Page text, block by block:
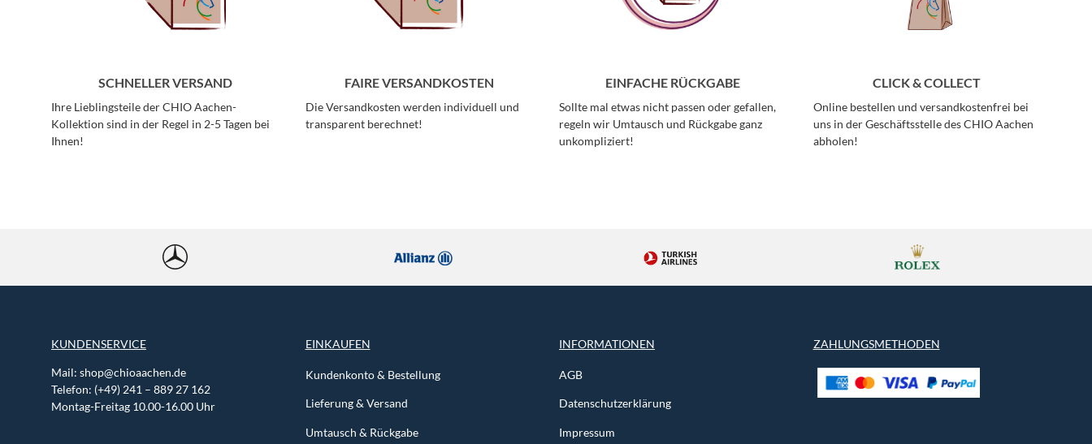
SCHNELLER VERSAND
Ihre Lieblingsteile der CHIO Aachen-
Kollektion sind in der Regel in 2-5 Tagen bei
Ihnen!
FAIRE VERSANDKOSTEN
Die Versandkosten werden individuell und
transparent berechnet!
EINFACHE RÜCKGABE
Sollte mal etwas nicht passen oder gefallen,
regeln wir Umtausch und Rückgabe ganz
unkompliziert!
CLICK & COLLECT
Online bestellen und versandkostenfrei bei
uns in der Geschäftsstelle des CHIO Aachen
abholen!
KUNDENSERVICE
Mail: shop@chioaachen.de
Telefon: (+49) 241 – 889 27 162
Montag-Freitag 10.00-16.00 Uhr
EINKAUFEN
Kundenkonto & Bestellung
Lieferung & Versand
Umtausch & Rückgabe
INFORMATIONEN
AGB
Datenschutzerklärung
Impressum
ZAHLUNGSMETHODEN